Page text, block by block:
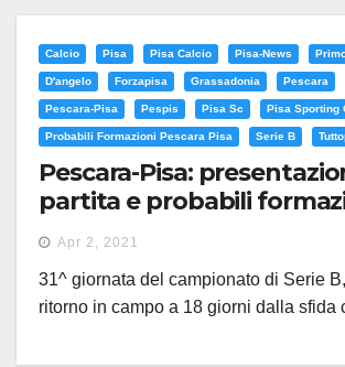
Calcio Pisa Pisa Calcio Pisa-News
D'angelo Forzapisa Grassadonia Pescara
Pescara-Pisa Pespis Pisa Sc Pisa Sporting
Probabili Formazioni Pescara Pisa Serie B
Pescara-Pisa:
partita e probabili
Apr 2, 2021
31^ giornata del campionato di Serie
ritorno in campo a 18 giorni dalla sfida